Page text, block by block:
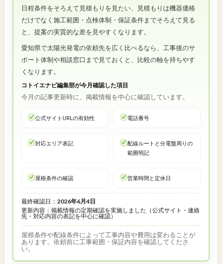
日程条件をそろえて見積もりを見たい、見積もりは機器価格
だけでなく施工範囲・点検体制・保証条件までそろえて見る
と、提案の実質的な差を見やすくなります。
愛知県で太陽光発電の依頼先を広く比べるなら、工事後のサ
ポート体制や相談窓口まで見ておくと、比較の軸を持ちやす
くなります。
コトイエナビ編集部が今月確認した項目
今月の記事更新時に、掲載情報を中心に確認しています。
公式サイトURLの有効性 電話番号
対応エリア表記
配線ルートと分電盤周りの
範囲明記
屋根条件の確認 営業時間と定休日
最終確認日： 2026年6月4日
更新内容：掲載情報の定期確認を実施しました（公式サイト・連絡
先・対応内容の表記を中心に確認）
屋根条件や配線条件によって工事内容や費用は変わることが
あります。依頼前に工事範囲・保証内容を確認してくださ
い。